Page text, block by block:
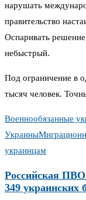
нарушать
правительство
Оспаривать
небыстрый.
Под ограничение в
тысяч человек.
Военнообязанные
Украины
украинцам
Российская ПВО
349 украинских